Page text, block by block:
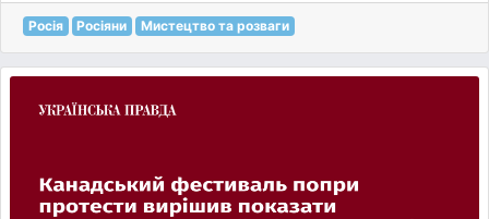
Росія Росіяни Мистецтво та розваги